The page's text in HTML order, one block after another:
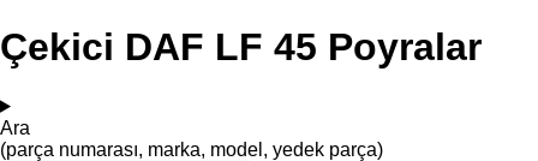
Çekici DAF LF 45 Poyralar
Ara
(parça numarası, marka, model, yedek parça)